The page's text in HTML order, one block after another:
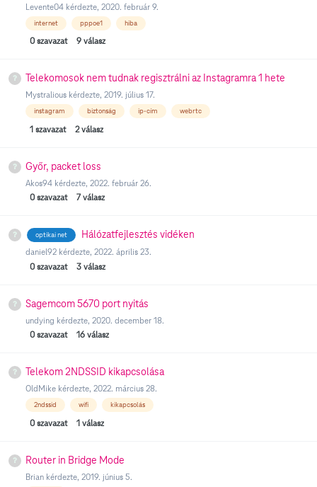
Levente04 kérdezte, 2020. február 9.
internet pppoe1 hiba
0 szavazat 9 válasz
Telekomosok nem tudnak regisztrálni az Instagramra 1 hete
Mystralious kérdezte, 2019. július 17.
instagram biztonság ip-cím webrtc
1 szavazat 2 válasz
Győr, packet loss
Akos94 kérdezte, 2022. február 26.
0 szavazat 7 válasz
optikai net Hálózatfejlesztés vidéken
daniel92 kérdezte, 2022. április 23.
0 szavazat 3 válasz
Sagemcom 5670 port nyitás
undying kérdezte, 2020. december 18.
0 szavazat 16 válasz
Telekom 2NDSSID kikapcsolása
OldMike kérdezte, 2022. március 28.
2ndssid wifi kikapcsolás
0 szavazat 1 válasz
Router in Bridge Mode
Brian kérdezte, 2019. június 5.